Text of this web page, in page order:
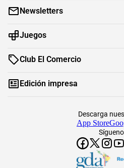
Newsletters
Juegos
Club El Comercio
Edición impresa
Descarga
App Store